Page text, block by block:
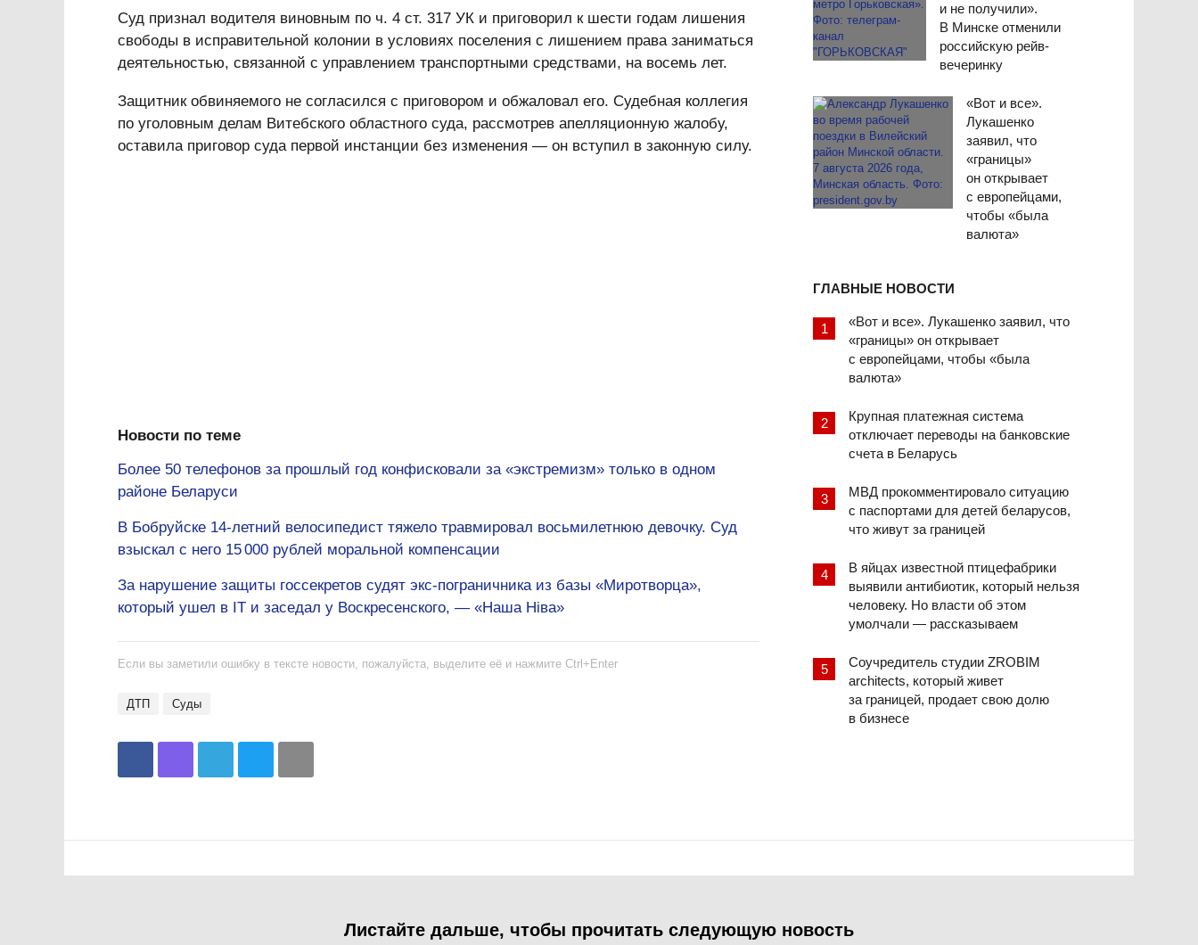
и не получили».
В Минске отменили
российскую рейв-
вечеринку
«Вот и все».
Лукашенко
заявил, что
«границы»
он открывает
с европейцами,
чтобы «была
валюта»
ГЛАВНЫЕ НОВОСТИ
«Вот и все». Лукашенко заявил, что
«границы» он открывает
с европейцами, чтобы «была
валюта»
Крупная платежная система
отключает переводы на банковские
счета в Беларусь
МВД прокомментировало ситуацию
с паспортами для детей беларусов,
что живут за границей
В яйцах известной птицефабрики
выявили антибиотик, который нельзя
человеку. Но власти об этом
умолчали — рассказываем
Соучредитель студии ZROBIM
architects, который живет
за границей, продает свою долю
в бизнесе
Суд признал водителя виновным по ч. 4 ст. 317 УК и приговорил к шести годам лишения
свободы в исправительной колонии в условиях поселения с лишением права заниматься
деятельностью, связанной с управлением транспортными средствами, на восемь лет.
Защитник обвиняемого не согласился с приговором и обжаловал его. Судебная коллегия
по уголовным делам Витебского областного суда, рассмотрев апелляционную жалобу,
оставила приговор суда первой инстанции без изменения — он вступил в законную силу.
Новости по теме
Более 50 телефонов за прошлый год конфисковали за «экстремизм» только в одном
районе Беларуси
В Бобруйске 14-летний велосипедист тяжело травмировал восьмилетнюю девочку. Суд
взыскал с него 15 000 рублей моральной компенсации
За нарушение защиты госсекретов судят экс-пограничника из базы «Миротворца»,
который ушел в IT и заседал у Воскресенского, — «Наша Ніва»
Если вы заметили ошибку в тексте новости, пожалуйста, выделите её и нажмите Ctrl+Enter
ДТП Суды
Листайте дальше, чтобы прочитать следующую новость